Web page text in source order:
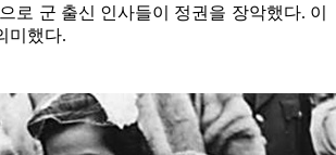
로 군 출신 인사들이 정권을 장악했다. 이
미했다.